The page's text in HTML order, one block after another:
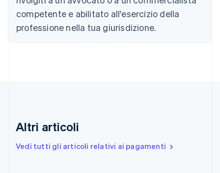
competente e abilitato all'esercizio della
professione nella tua giurisdizione.
Altri articoli
Vedi tutti gli articoli relativi ai pagamenti
Cina continentale
简体中文English
Cipro
Finlandia
Francia